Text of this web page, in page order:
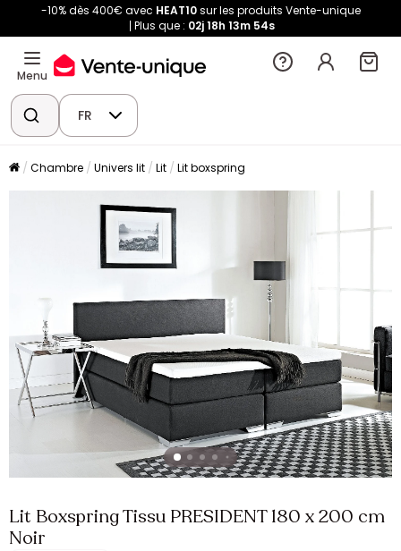
-10% dès 400€ avec HEAT10sur les produits Vente-unique
Plus que : 02j18h 13m 54s
Menu
FR
Chambre Univers lit Lit Lit boxspring
Lit Boxspring Tissu PRESIDENT 180 x 200 cm
Noir